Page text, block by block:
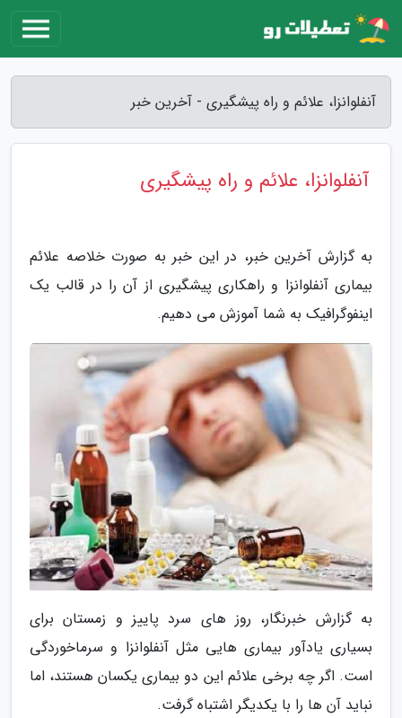
آنفلوانزا، علائم و راه پیشگیری - آخرین خبر
آنفلوانزا، علائم و راه پیشگیری
به گزارش آخرین خبر، در این خبر به صورت خلاصه علائم
بیماری آنفلوانزا و راهکاری پیشگیری از آن را در قالب یک
اینفوگرافیک به شما آموزش می دهیم.
به گزارش خبرنگار، روز های سرد پاییز و زمستان برای
بسیاری یادآور بیماری هایی مثل آنفلوانزا و سرماخوردگی
است. اگر چه برخی علائم این دو بیماری یکسان هستند، اما
نباید آن ها را با یکدیگر اشتباه گرفت.